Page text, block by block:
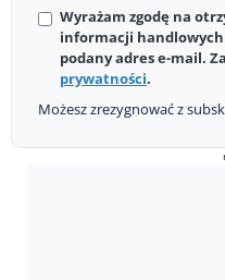
Wyrażam zgodę na
informacji
podany adres e-mail.
prywatności.
Możesz zrezygnować z